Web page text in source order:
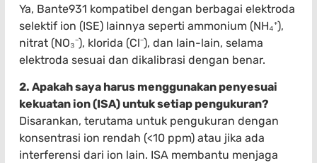
Ya, Bante931 kompatibel dengan berbagai elektroda
selektif ion (ISE) lainnya seperti ammonium (NH₄⁺),
nitrat (NO₃⁻), klorida (Cl⁻), dan lain-lain, selama
elektroda sesuai dan dikalibrasi dengan benar.
2. Apakah saya harus menggunakan penyesuai
kekuatan ion (ISA) untuk setiap pengukuran?
Disarankan, terutama untuk pengukuran dengan
konsentrasi ion rendah (<10 ppm) atau jika ada
interferensi dari ion lain. ISA membantu menjaga